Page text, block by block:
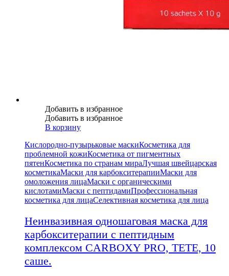
Добавить в избранное
Добавить в избранное
В корзину
Кислородно-пузырьковые маскиКосметика для
проблемной кожиКосметика от пигментных
пятенКосметика по странам мираЛучшая швейцарская
косметикаМаски для карбокситерапииМаски для
омоложения лицаМаски с органическими
кислотамиМаски с пептидамиПрофессиональная
косметика для лицаСелективная косметика для лица
Неинвазивная одношаговая маска для
карбокситерапии с пептидным
комплексом CARBOXY PRO, TETE, 10
саше.